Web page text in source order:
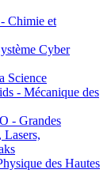
Chimie et
Cyber
Science
- Mécanique des
- Grandes
Lasers,
des Hautes